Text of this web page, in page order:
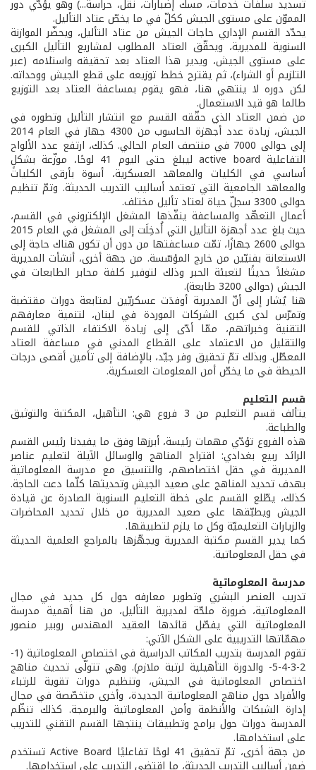
تسديد سلفات خدمات، مسك إضبارات، نقل، حراسة...) وهو يؤدّي دور
المموّن على مستوى الجيش ككلّ في ما يخصّ عتاد التأليل.
يحدّد القسم الإداري حاجات الجيش من عتاد التأليل، ويحضّر الموازنة
السنوية للمديرية، ويحقّق العتاد المطلوب لمشاريع التأليل الكبرى
على مستوى الجيش، ويدير هذا العتاد بعد تحقيقه واستلامه (عبر
التلزيم أو الشراء)، ثم يقترح خطط توزيعه على قطع الجيش ووحداته.
لكن دوره لا ينتهي هنا، فهو يقوم بمساعفة العتاد بعد التوزيع
طالما هو قيد الاستعمال.
من ضمن العتاد الذي حقّقه القسم مع انتشار التأليل وتطوره في
الجيش، زيادة عدد أجهزة الحاسوب من 4300 جهاز في العام 2014
إلى حوالى 7000 في منتصف العام الحالي. كذلك، ارتفع عدد الألواح
التفاعلية active board ليبلغ حتى اليوم 41 لوحًا، موزّعة بشكلٍ
أساسي في الكليات والمعاهد العسكرية، أسوة بأرقى الكليات
والمعاهد الجامعية التي تعتمد أساليب التدريب الحديثة. وتمّ تنظيم
حوالى 3300 سجلّ حياة لعتاد تأليل مختلف.
أعمال التعهّد والمساعفة ينفّذها المشغل الإلكتروني في القسم،
حيث بلغ عدد أجهزة التأليل التي أُدخِلَت إلى المشغل في العام 2015
حوالى 2600 جهازًا، تمّت مساعفتها من دون أن تكون هناك حاجة إلى
الاستعانة بفنيّين من خارج المؤسّسة. من جهة أخرى، أنشأت المديرية
مشغلاً حديثًا لتعبئة الحبر وذلك لتوفير كلفة محابر الطابعات في
الجيش (حوالى 3200 طابعة).
هنا يُشار إلى أنّ المديرية أوفدَت عسكريّين لمتابعة دورات مقتضبة
وتمرّس لدى كبرى الشركات الموردة في لبنان، لتنمية معارفهم
التقنية وخبراتهم، ممّا أدّى إلى زيادة الاكتفاء الذاتي للقسم
والتقليل من الاعتماد على القطاع المدني في مساعفة العتاد
المعطّل. وبذلك تمّ تحقيق وفر جيّد، بالإضافة إلى تأمين أقصى درجات
الحيطة في ما يخصّ أمن المعلومات العسكرية.
قسم التعليم
يتألف قسم التعليم من 3 فروع هي: التأهيل، المكتبة والتوثيق
والطباعة.
هذه الفروع تؤدّي مهمات رئيسة، أبرزها وفق ما يفيدنا رئيس القسم
الرائد ربيع بغدادي: اقتراح المناهج والوسائل الآيلة لتعليم عناصر
المديرية في حقل اختصاصهم، والتنسيق مع مدرسة المعلوماتية
بهدف تحديد المناهج على صعيد الجيش وتحديثها كلّما دعت الحاجة.
كذلك، يطّلع القسم على خطة التعليم السنوية الصادرة عن قيادة
الجيش ويطبّقها على صعيد المديرية من خلال تحديد المحاضرات
والزيارات التعليميّة وكل ما يلزم لتطبيقها.
كما يدير القسم مكتبة المديرية ويجهّزها بالمراجع العلمية الحديثة
في حقل المعلوماتية.
مدرسة المعلوماتية
تدريب العنصر البشري وتطوير معارفه حول كل جديد في مجال
المعلوماتية، ضرورة ملحّة لمديرية التأليل، من هنا أهمية مدرسة
المعلوماتية التي يفصّل قائدها العقيد المهندس روبير منصور
مهمّاتها التدريبية على الشكل الآتي:
تقوم المدرسة بتدريب المكاتب الدراسية في اختصاص المعلوماتية (1-
2-3-4-5- والدورة التأهيلية لرتبة ملازم). وهي تتولّى تحديث مناهج
اختصاص المعلوماتية في الجيش، وتنظيم دورات تقوية للرتباء
والأفراد حول مناهج المعلوماتية الجديدة، وأخرى متخصّصة في مجال
إدارة الشبكات والأنظمة وأمن المعلوماتية والبرمجة. كذلك تنظّم
المدرسة دورات حول برامج وتطبيقات ينتجها القسم التقني للتدريب
على استخدامها.
من جهة أخرى، تمّ تحقيق 41 لوحًا تفاعليًا Active Board تستخدم
ضمن أساليب التدريب الحديثة، ما اقتضى التدريب على استخدامها.